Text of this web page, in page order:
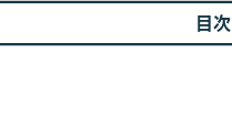
目次